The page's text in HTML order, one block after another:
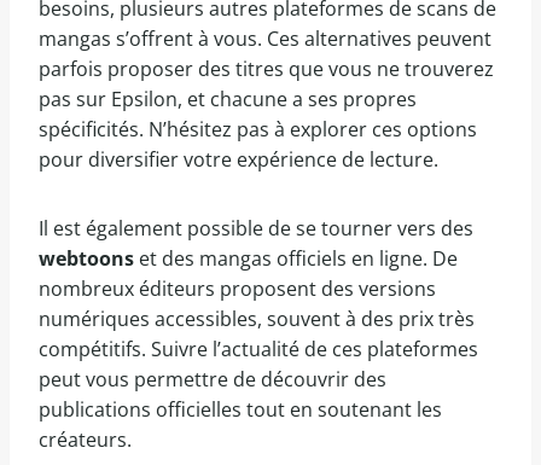
besoins, plusieurs autres plateformes de scans de
mangas s’offrent à vous. Ces alternatives peuvent
parfois proposer des titres que vous ne trouverez
pas sur Epsilon, et chacune a ses propres
spécificités. N’hésitez pas à explorer ces options
pour diversifier votre expérience de lecture.
Il est également possible de se tourner vers des
webtoons et des mangas officiels en ligne. De
nombreux éditeurs proposent des versions
numériques accessibles, souvent à des prix très
compétitifs. Suivre l’actualité de ces plateformes
peut vous permettre de découvrir des
publications officielles tout en soutenant les
créateurs.